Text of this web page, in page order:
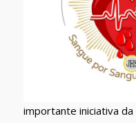
importante iniciativa da